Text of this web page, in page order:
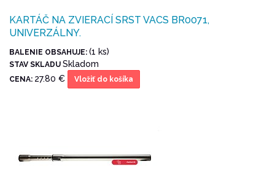
KARTÁČ NA ZVIERACÍ SRST VACS BR0071,
UNIVERZÁLNY.
BALENIE OBSAHUJE: (1 ks)
STAV SKLADU Skladom
CENA: 27.80 € Vložiť do košíka